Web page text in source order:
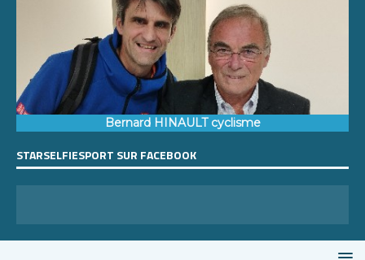
Bernard HINAULT cyclisme
STARSELFIESPORT SUR FACEBOOK